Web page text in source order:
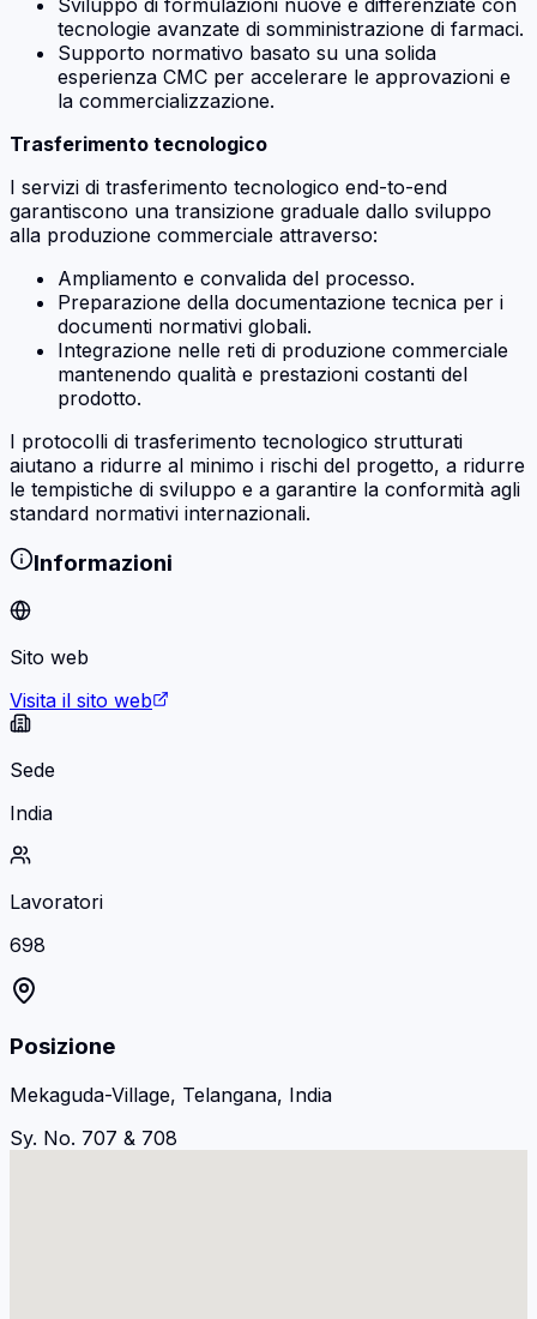
tecnologie avanzate di somministrazione di farmaci.
Supporto normativo basato su una solida
esperienza CMC per accelerare le approvazioni e
la commercializzazione.
Trasferimento tecnologico
I servizi di trasferimento tecnologico end-to-end
garantiscono una transizione graduale dallo sviluppo
alla produzione commerciale attraverso:
Ampliamento e convalida del processo.
Preparazione della documentazione tecnica per i
documenti normativi globali.
Integrazione nelle reti di produzione commerciale
mantenendo qualità e prestazioni costanti del
prodotto.
I protocolli di trasferimento tecnologico strutturati
aiutano a ridurre al minimo i rischi del progetto, a ridurre
le tempistiche di sviluppo e a garantire la conformità agli
standard normativi internazionali.
Informazioni
Sito web
Visita il sito web
Sede
India
Lavoratori
698
Posizione
Mekaguda-Village, Telangana, India
Sy. No. 707 & 708